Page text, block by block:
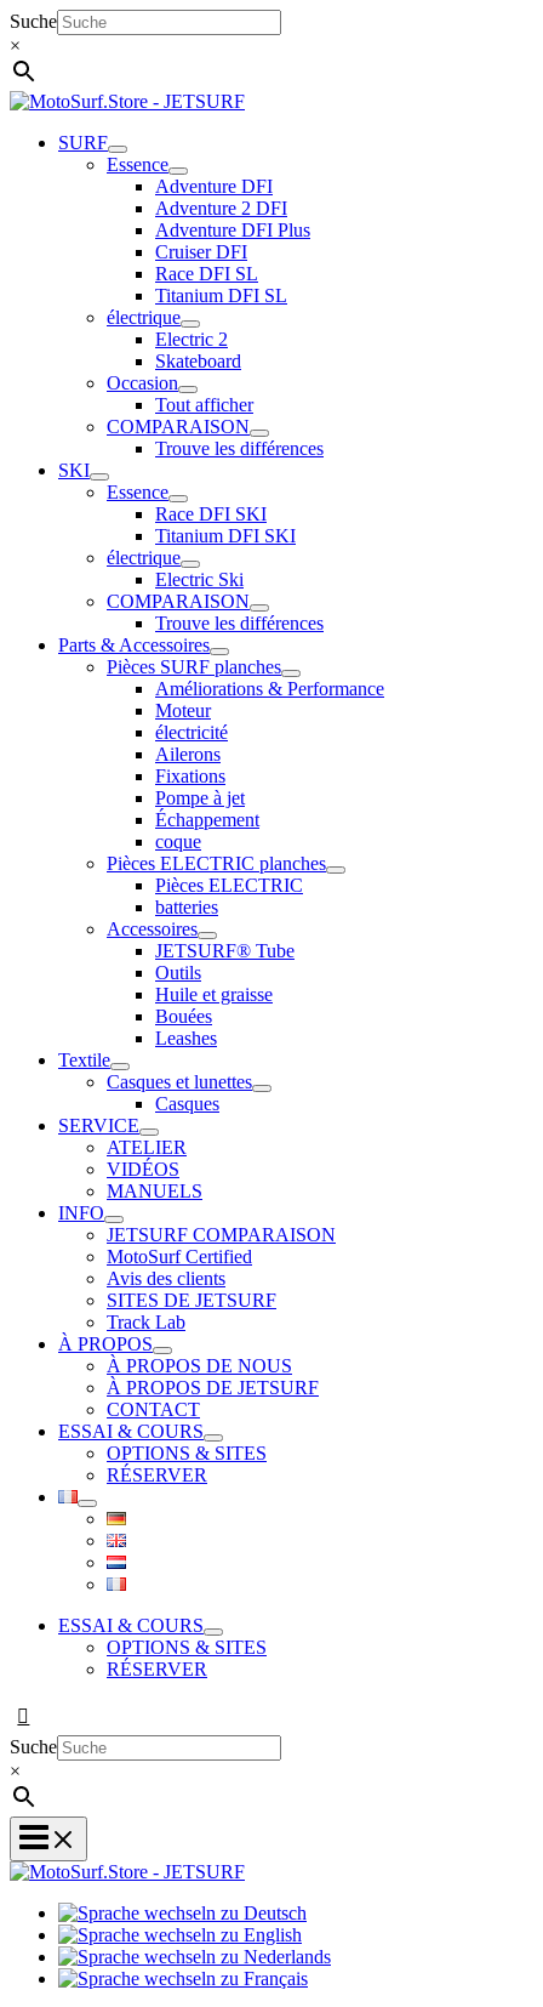
Aller
au
contenu
Suche
×
SURF
Essence
Adventure DFI
Adventure 2 DFI
Adventure DFI Plus
Cruiser DFI
Race DFI SL
Titanium DFI SL
électrique
Electric 2
Skateboard
Occasion
Tout afficher
COMPARAISON
Trouve les différences
SKI
Essence
Race DFI SKI
Titanium DFI SKI
électrique
Electric Ski
COMPARAISON
Trouve les différences
Parts & Accessoires
Pièces SURF planches
Améliorations & Performance
Moteur
électricité
Ailerons
Fixations
Pompe à jet
Échappement
coque
Pièces ELECTRIC planches
Pièces ELECTRIC
batteries
Accessoires
JETSURF® Tube
Outils
Huile et graisse
Bouées
Leashes
Textile
Casques et lunettes
Casques
SERVICE
ATELIER
VIDÉOS
MANUELS
INFO
JETSURF COMPARAISON
MotoSurf Certified
Avis des clients
SITES DE JETSURF
Track Lab
À PROPOS
À PROPOS DE NOUS
À PROPOS DE JETSURF
CONTACT
ESSAI & COURS
OPTIONS & SITES
RÉSERVER
ESSAI & COURS
OPTIONS & SITES
RÉSERVER
Suche
×
zu
Deutsch
wechseln
zu
Sprache
Sprache